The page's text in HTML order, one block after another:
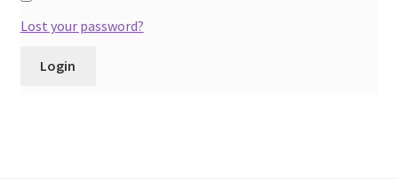
ADHÉRER
Lost your password?